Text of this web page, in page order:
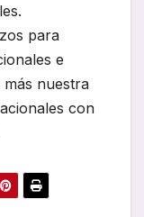
para
e
nuestra
con